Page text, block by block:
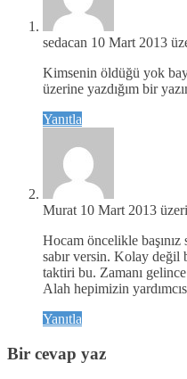
sedacan 10 Mart 2013
Kimsenin öldüğü yok
üzerine yazdığım bir
Yanıtla
Murat 10 Mart 2013
Hocam öncelikle başınız
sabır versin. Kolay değil
taktiri bu. Zamanı
Alah hepimizin
Yanıtla
Bir cevap yaz